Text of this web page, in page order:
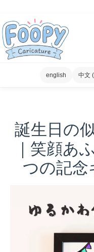
english 中文
誕生日の
｜笑顔あ
つの記念